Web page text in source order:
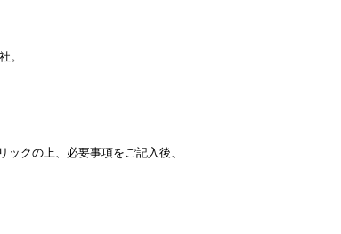
。
クの上、必要事項をご記入後、